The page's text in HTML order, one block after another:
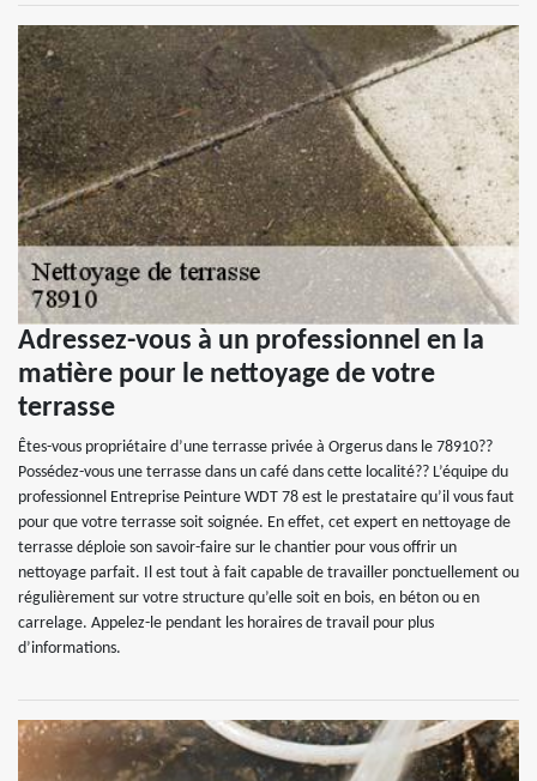
Adressez-vous à un professionnel en la
matière pour le nettoyage de votre
terrasse
Êtes-vous propriétaire d’une terrasse privée à Orgerus dans le 78910??
Possédez-vous une terrasse dans un café dans cette localité?? L’équipe du
professionnel Entreprise Peinture WDT 78 est le prestataire qu’il vous faut
pour que votre terrasse soit soignée. En effet, cet expert en nettoyage de
terrasse déploie son savoir-faire sur le chantier pour vous offrir un
nettoyage parfait. Il est tout à fait capable de travailler ponctuellement ou
régulièrement sur votre structure qu’elle soit en bois, en béton ou en
carrelage. Appelez-le pendant les horaires de travail pour plus
d’informations.